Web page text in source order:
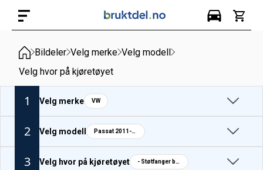
Bildeler Velg merke Velg modell
Velg hvor på kjøretøyet
1 Velg merke VW
2 Velg modell Passat 2011-14
3 Velg hvor på kjøretøyet - Støtfanger bak deform.elemnt